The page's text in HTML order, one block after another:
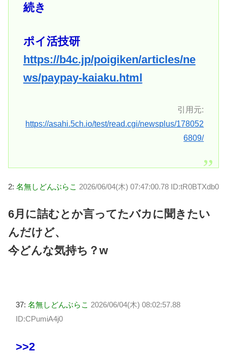
続き
ポイ活技研
https://b4c.jp/poigiken/articles/ne
ws/paypay-kaiaku.html
引用元:
https://asahi.5ch.io/test/read.cgi/newsplus/178052
6809/
2: 名無しどんぶらこ 2026/06/04(木) 07:47:00.78 ID:tR0BTXdb0
6月に詰むとか言ってたバカに聞きたい
んだけど、
今どんな気持ち？w
37: 名無しどんぶらこ 2026/06/04(木) 08:02:57.88
ID:CPumiA4j0
>>2